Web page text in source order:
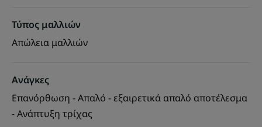
Τύπος μαλλιών
Απώλεια μαλλιών
Ανάγκες
Επανόρθωση - Απαλό - εξαιρετικά απαλό αποτέλεσμα
- Ανάπτυξη τρίχας